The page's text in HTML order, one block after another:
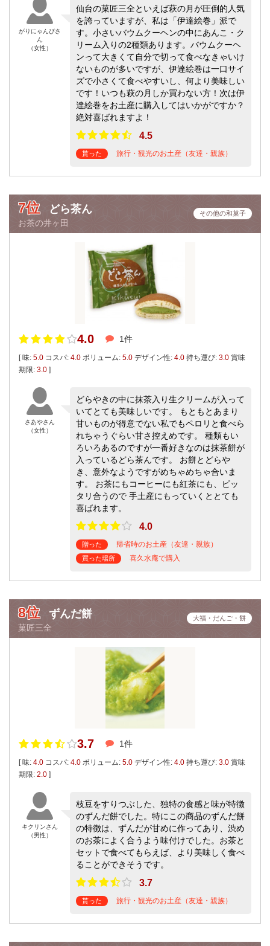
がりにゃんぴさ
ん
（女性）
仙台の菓匠三全といえば萩の月が圧倒的人気
を誇っていますが、私は「伊達絵巻」派で
す。小さいバウムクーヘンの中にあんこ・ク
リーム入りの2種類あります。バウムクーヘ
ンって大きくて自分で切って食べなきゃいけ
ないものが多いですが、伊達絵巻は一口サイ
ズで小さくて食べやすいし、何より美味しい
です！いつも萩の月しか買わない方！次は伊
達絵巻をお土産に購入してはいかがですか？
絶対喜ばれますよ！
4.5
貰った 旅行・観光のお土産（友達・親族）
7位 どら茶ん
お茶の井ヶ田
その他の和菓子
4.0 1件
[ 味: 5.0 コスパ: 4.0 ボリューム: 5.0 デザイン性: 4.0 持ち運び: 3.0 賞味
期限: 3.0 ]
さあやさん
（女性）
どらやきの中に抹茶入り生クリームが入って
いてとても美味しいです。 もともとあまり
甘いものが得意でない私でもペロリと食べら
れちゃうぐらい甘さ控えめです。 種類もい
ろいろあるのですが一番好きなのは抹茶餅が
入っているどら茶んです。 お餅とどらや
き、意外なようですがめちゃめちゃ合いま
す。 お茶にもコーヒーにも紅茶にも、ピッ
タリ合うので 手土産にもっていくととても
喜ばれます。
4.0
贈った 帰省時のお土産（友達・親族）
買った場所 喜久水庵で購入
8位 ずんだ餅
菓匠三全
大福・だんご・餅
3.7 1件
[ 味: 4.0 コスパ: 4.0 ボリューム: 5.0 デザイン性: 4.0 持ち運び: 3.0 賞味
期限: 2.0 ]
キクリンさん
（男性）
枝豆をすりつぶした、独特の食感と味が特徴
のずんだ餅でした。特にこの商品のずんだ餅
の特徴は、ずんだが甘めに作ってあり、渋め
のお茶によく合うよう味付けでした。お茶と
セットで食べてもらえば、より美味しく食べ
ることができそうです。
3.7
貰った 旅行・観光のお土産（友達・親族）